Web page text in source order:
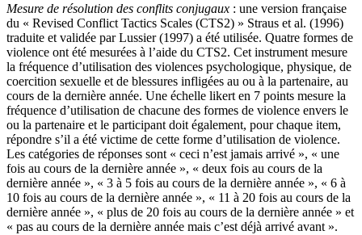
Mesure de résolution des conflits conjugaux : une version française
du « Revised Conflict Tactics Scales (CTS2) » Straus et al. (1996)
traduite et validée par Lussier (1997) a été utilisée. Quatre formes de
violence ont été mesurées à l’aide du CTS2. Cet instrument mesure
la fréquence d’utilisation des violences psychologique, physique, de
coercition sexuelle et de blessures infligées au ou à la partenaire, au
cours de la dernière année. Une échelle likert en 7 points mesure la
fréquence d’utilisation de chacune des formes de violence envers le
ou la partenaire et le participant doit également, pour chaque item,
répondre s’il a été victime de cette forme d’utilisation de violence.
Les catégories de réponses sont « ceci n’est jamais arrivé », « une
fois au cours de la dernière année », « deux fois au cours de la
dernière année », « 3 à 5 fois au cours de la dernière année », « 6 à
10 fois au cours de la dernière année », « 11 à 20 fois au cours de la
dernière année », « plus de 20 fois au cours de la dernière année » et
« pas au cours de la dernière année mais c’est déjà arrivé avant ».